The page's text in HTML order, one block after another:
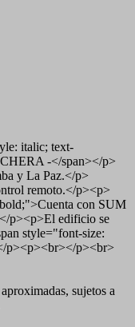
italic; text-
-</span></p>
y La Paz.</p>
remoto.</p><p>
con SUM
p><p>El edificio se
style="font-size:
p><p><br></p><br>
sujetos a